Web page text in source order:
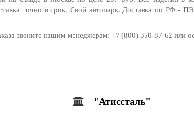
точно в срок. Свой автопарк. Доставка по РФ -
звоните нашим менеджерам: +7 (800) 350-87-62 или
"Атиссталь"